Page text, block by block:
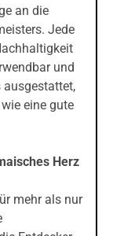
an die
Jede
und
ausgestattet,
eine gute
Herz
mehr als nur